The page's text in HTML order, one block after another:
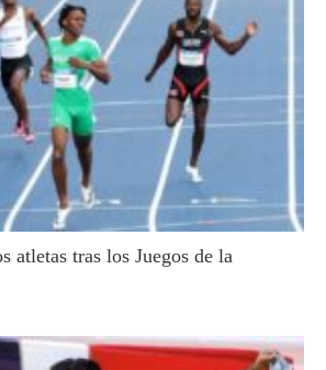
atletas tras los Juegos de la